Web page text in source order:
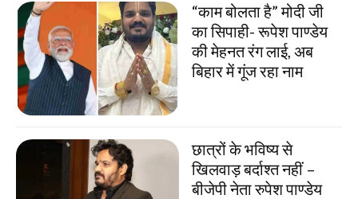
“काम बोलता है” मोदी जी
का सिपाही- रूपेश पाण्डेय
की मेहनत रंग लाई, अब
बिहार में गूंज रहा नाम
छात्रों के भविष्य से
खिलवाड़ बर्दाश्त नहीं –
बीजेपी नेता रुपेश पाण्डेय